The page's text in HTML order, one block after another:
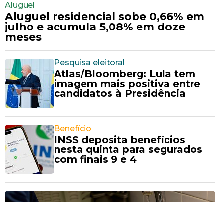
Aluguel
Aluguel residencial sobe 0,66% em
julho e acumula 5,08% em doze
meses
Pesquisa eleitoral
Atlas/Bloomberg: Lula tem
imagem mais positiva entre
candidatos à Presidência
Benefício
INSS deposita benefícios
nesta quinta para segurados
com finais 9 e 4